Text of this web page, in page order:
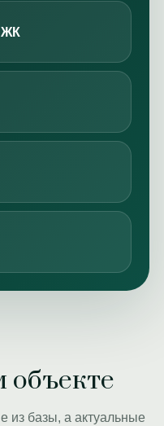
ЖК
объекте
из базы, а актуальные